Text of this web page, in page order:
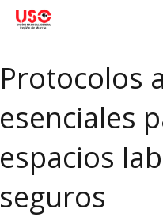
Protocolos
esenciales
espacios
seguros